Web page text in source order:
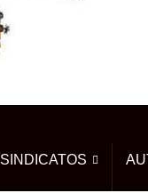
SINDICATOS